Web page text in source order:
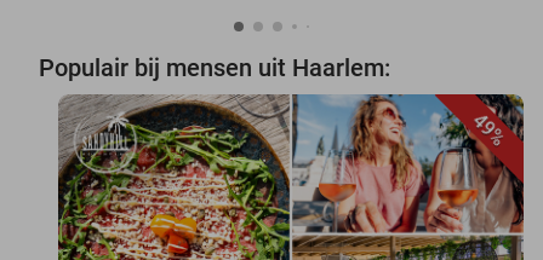
Populair bij mensen uit Haarlem:
49%